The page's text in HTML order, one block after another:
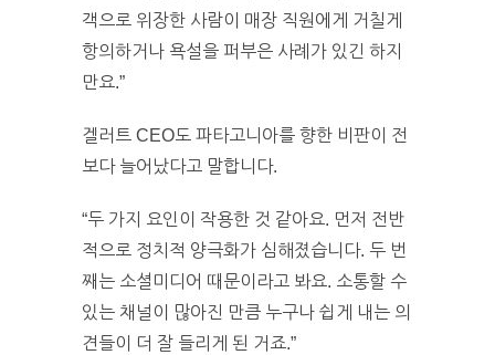
객으로 위장한 사람이 매장 직원에게 거칠게
항의하거나 욕설을 퍼부은 사례가 있긴 하지
만요.”
겔러트 CEO도 파타고니아를 향한 비판이 전
보다 늘어났다고 말합니다.
“두 가지 요인이 작용한 것 같아요. 먼저 전반
적으로 정치적 양극화가 심해졌습니다. 두 번
째는 소셜미디어 때문이라고 봐요. 소통할 수
있는 채널이 많아진 만큼 누구나 쉽게 내는 의
견들이 더 잘 들리게 된 거죠.”